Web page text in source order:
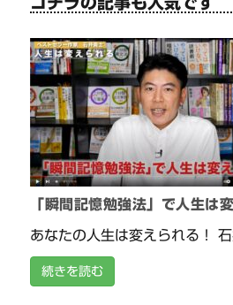
「瞬間記憶勉強法」で人生は
あなたの人生は変えられる！ 石
続きを読む